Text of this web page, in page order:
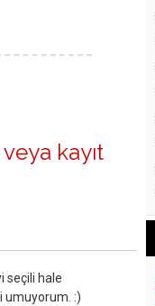
veya kayıt
seçili hale
umuyorum. :)